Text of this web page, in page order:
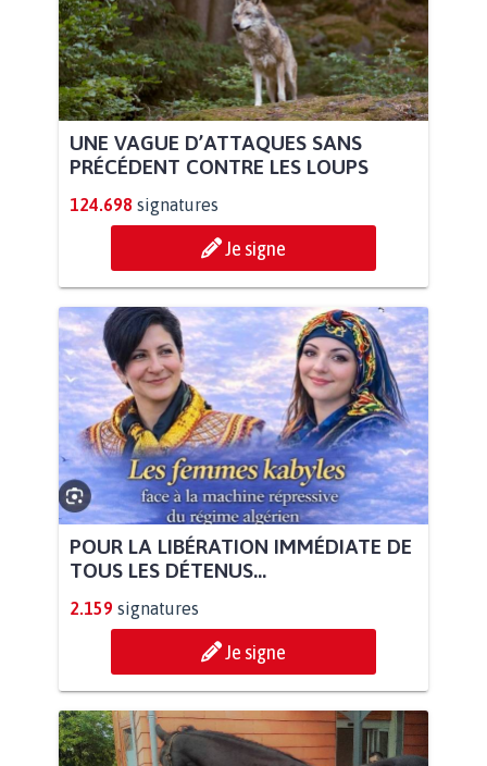
UNE VAGUE D’ATTAQUES SANS
PRÉCÉDENT CONTRE LES LOUPS
124.698 signatures
Je signe
POUR LA LIBÉRATION IMMÉDIATE DE
TOUS LES DÉTENUS...
2.159 signatures
Je signe